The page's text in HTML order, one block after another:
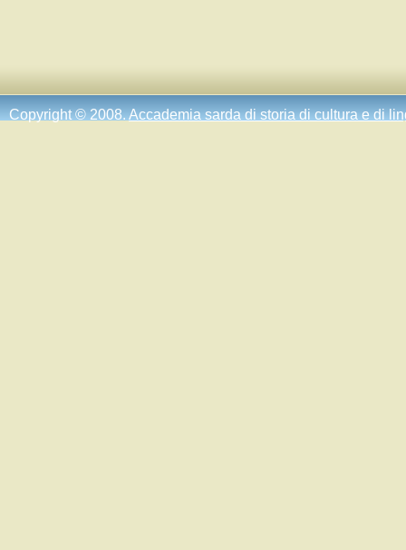
Copyright © 2008.Accademia sarda di storia di cultura e di